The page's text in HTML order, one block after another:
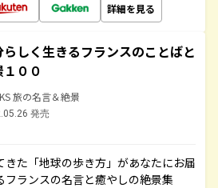
詳細を見る
らしく生きるフランスのことばと
００
旅の名言＆絶景
発売
た「地球の歩き方」があなたにお届
フランスの名言と癒やしの絶景集